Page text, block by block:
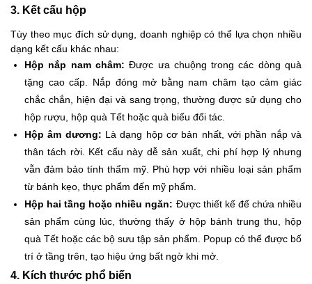
3. Kết cấu hộp
Tùy theo mục đích sử dụng, doanh nghiệp có thể lựa chọn nhiều
dạng kết cấu khác nhau:
Hộp nắp nam châm:Được ưa chuộng trong các dòng quà
tặng cao cấp. Nắp đóng mở bằng nam châm tạo cảm giác
chắc chắn, hiện đại và sang trọng, thường được sử dụng cho
hộp rượu, hộp quà Tết hoặc quà biếu đối tác.
Hộp âm dương: Là dạng hộp cơ bản nhất, với phần nắp và
thân tách rời. Kết cấu này dễ sản xuất, chi phí hợp lý nhưng
vẫn đảm bảo tính thẩm mỹ. Phù hợp với nhiều loại sản phẩm
từ bánh kẹo, thực phẩm đến mỹ phẩm.
Hộp hai tầng hoặc nhiều ngăn: Được thiết kế để chứa nhiều
sản phẩm cùng lúc, thường thấy ở hộp bánh trung thu, hộp
quà Tết hoặc các bộ sưu tập sản phẩm. Popup có thể được bố
trí ở tầng trên, tạo hiệu ứng bất ngờ khi mở.
4. Kích thước phổ biến